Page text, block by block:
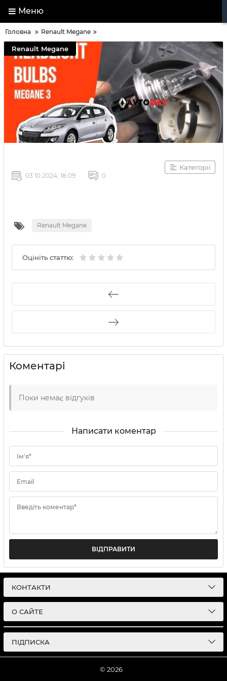
Меню
Головна Renault Megane
Renault Megane
Категорії
03 10 2024, 18:09 0
Renault Megane
Оцініть статтю:
Коментарі
Поки немає відгуків
Написати коментар
Ім'я*
Email
Введіть коментар*
ВІДПРАВИТИ
КОНТАКТИ
О САЙТЕ
ПІДПИСКА
© 2026